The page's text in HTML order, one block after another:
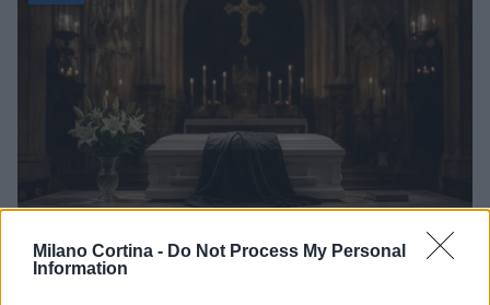
Milano Cortina - Do Not Process My Personal
Information